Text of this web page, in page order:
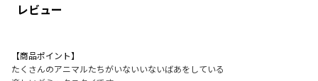
レビュー
【商品ポイント】
たくさんのアニマルたちがいないいないばあをしている